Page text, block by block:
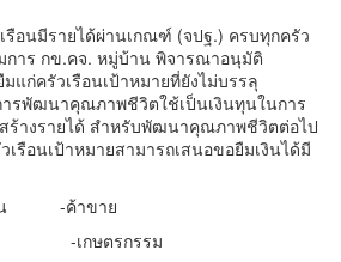
อนมีรายได้ผ่านเกณฑ์ (จปฐ.) ครบทุกครัว
การ กข.คจ. หมู่บ้าน พิจารณาอนุมัติ
แก่ครัวเรือนเป้าหมายที่ยังไม่บรรลุ
รพัฒนาคุณภาพชีวิตใช้เป็นเงินทุนในการ
ร้างรายได้ สำหรับพัฒนาคุณภาพชีวิตต่อไป
เรือนเป้าหมายสามารถเสนอขอยืมเงินได้มี
รือน -ค้าขาย
ษตรกรรม